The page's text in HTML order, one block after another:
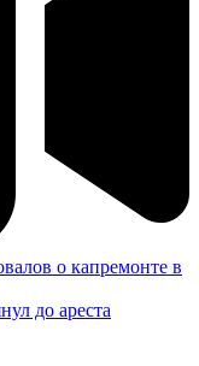
о капремонте в
до ареста